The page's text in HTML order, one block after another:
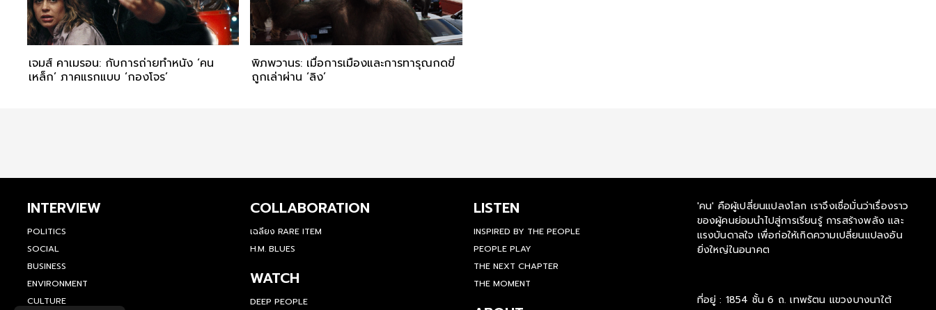
เจมส์ คาเมรอน: กับการถ่ายทำหนัง ‘คน
เหล็ก’ ภาคแรกแบบ ‘กองโจร’
พิภพวานร: เมื่อการเมืองและการทารุณกดขี่
ถูกเล่าผ่าน ‘ลิง’
INTERVIEW
POLITICS
SOCIAL
BUSINESS
ENVIRONMENT
CULTURE
COLLABORATION
เฉลียง RARE ITEM
H.M. BLUES
WATCH
DEEP PEOPLE
LISTEN
INSPIRED BY THE PEOPLE
PEOPLE PLAY
THE NEXT CHAPTER
THE MOMENT
'คน' คือผู้เปลี่ยนแปลงโลก เราจึงเชื่อมั่นว่าเรื่องราว
ของผู้คนย่อมนำไปสู่การเรียนรู้ การสร้างพลัง และ
แรงบันดาลใจ เพื่อก่อให้เกิดความเปลี่ยนแปลงอัน
ยิ่งใหญ่ในอนาคต
ที่อยู่ : 1854 ชั้น 6 ถ. เทพรัตน แขวงบางนาใต้